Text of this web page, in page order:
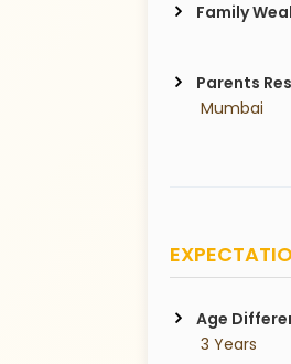
Family
Parents
Mumbai
Age
3 Years